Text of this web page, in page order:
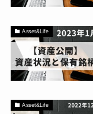
Asset&Life
Asset&Life